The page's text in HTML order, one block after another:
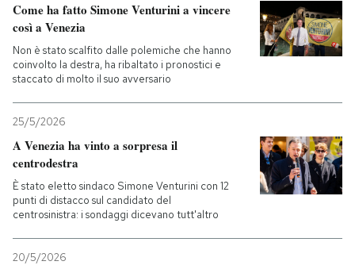
Come ha fatto Simone Venturini a vincere
così a Venezia
Non è stato scalfito dalle polemiche che hanno
coinvolto la destra, ha ribaltato i pronostici e
staccato di molto il suo avversario
25/5/2026
A Venezia ha vinto a sorpresa il
centrodestra
È stato eletto sindaco Simone Venturini con 12
punti di distacco sul candidato del
centrosinistra: i sondaggi dicevano tutt'altro
20/5/2026